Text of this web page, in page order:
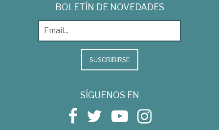
BOLETÍN DE NOVEDADES
SUSCRIBIRSE
SÍGUENOS EN